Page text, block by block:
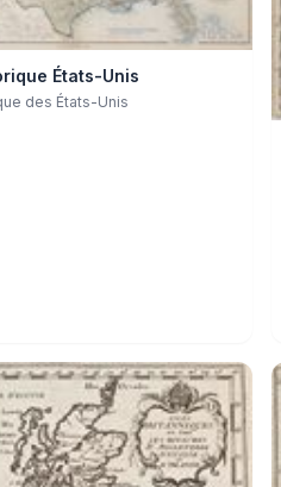
États-Unis
des États-Unis